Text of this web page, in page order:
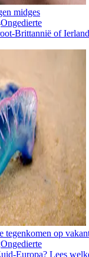
midges
Ongedierte
Brittannië of
tegenkomen op
Ongedierte
Europa? Lees